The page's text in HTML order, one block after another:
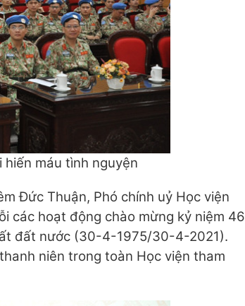
máu tình nguyện
Đức Thuận, Phó chính uỷ Học viện
các hoạt động chào mừng kỷ niệm 46
đất nước (30-4-1975/30-4-2021).
niên trong toàn Học viện tham